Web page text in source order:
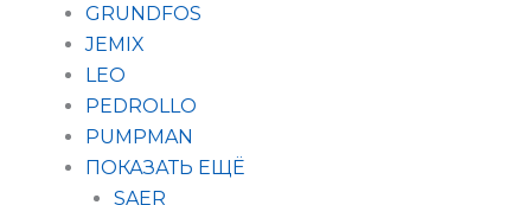
GRUNDFOS
JEMIX
LEO
PEDROLLO
PUMPMAN
ПОКАЗАТЬ ЕЩЁ
SAER